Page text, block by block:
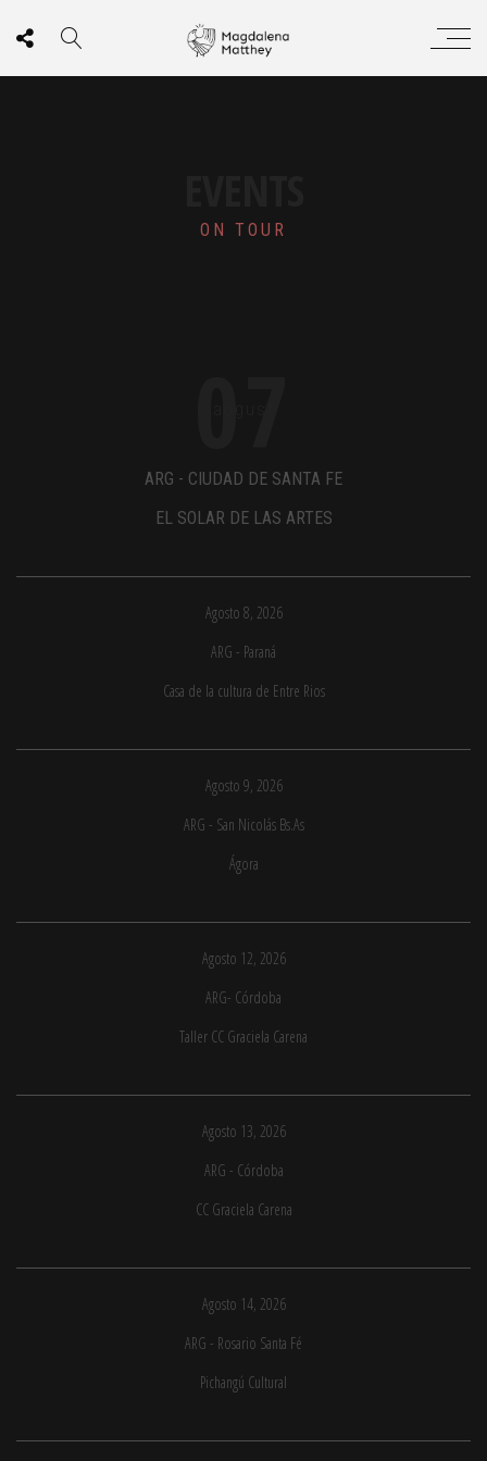
ON TOUR
ARG - CIUDAD DE SANTA FE
EL SOLAR DE LAS ARTES
Agosto 8, 2026
ARG - Paraná
Casa de la cultura de Entre Rios
Agosto 9, 2026
ARG - San Nicolás Bs.As
Ágora
Agosto 12, 2026
ARG- Córdoba
Taller CC Graciela Carena
Agosto 13, 2026
ARG - Córdoba
CC Graciela Carena
Agosto 14, 2026
ARG - Rosario Santa Fé
Pichangú Cultural